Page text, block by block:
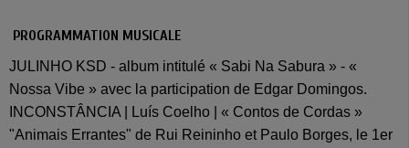
PROGRAMMATION MUSICALE
JULINHO KSD - album intitulé « Sabi Na Sabura » - «
Nossa Vibe » avec la participation de Edgar Domingos.
INCONSTÂNCIA | Luís Coelho | « Contos de Cordas »
"Animais Errantes" de Rui Reininho et Paulo Borges, le 1er